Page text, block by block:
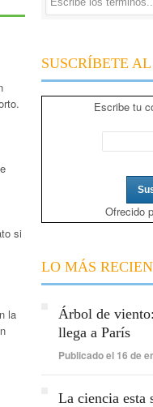
si
la
SUSCRÍBETE
Escribe tu
Ofrecido
LO MÁS
Árbol de
llega a París
Publicado el 16 de
La ciencia esta